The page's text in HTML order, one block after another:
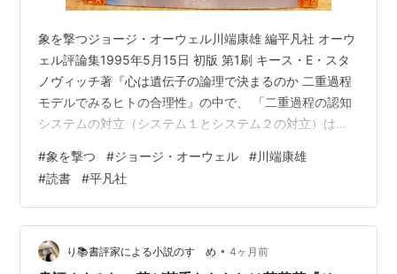
象を撃つジョージ・オーウェル川端康雄 編平凡社 オーウ
ェル評論集1995年5月15日 初版 第1刷 キース・E・スタ
ノヴィッチ著『心は遺伝子の論理で決まるのか 二重過程
モデルでみるヒトの合理性』の中で、 「二重過程の認知
システムの対立（システム１とシステム２の対立）は、
て、ジョージ・オーウェルの「象を撃つ」が取り上げら
れていた。気になったので、図書館で借りて読んでみ
た。 megureca.hatenablog.com 本の表紙に説明文があ
る。” 玻瑠のように澄んだ言葉で大英帝国への憎しみを語
った オーウェル。 「右であれ左であれ、わが祖国」と英
#象を撃つ #ジョージ・オーウェル #川端康雄
#読書 #平凡社
り📚書評家による小説のすゝめ • 4ヶ月前